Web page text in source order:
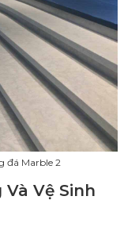
đá Marble 2
Vệ Sinh